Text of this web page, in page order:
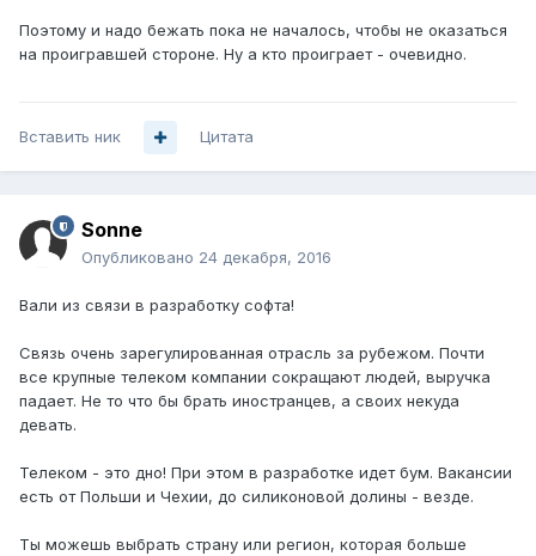
Поэтому и надо бежать пока не началось, чтобы не оказаться
на проигравшей стороне. Ну а кто проиграет - очевидно.
Вставить ник Цитата
Sonne
Опубликовано 24 декабря, 2016
Вали из связи в разработку софта!
Связь очень зарегулированная отрасль за рубежом. Почти
все крупные телеком компании сокращают людей, выручка
падает. Не то что бы брать иностранцев, а своих некуда
девать.
Телеком - это дно! При этом в разработке идет бум. Вакансии
есть от Польши и Чехии, до силиконовой долины - везде.
Ты можешь выбрать страну или регион, которая больше